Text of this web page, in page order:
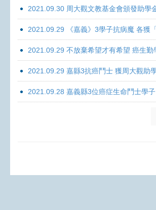
2021.09.30 周大觀文教基金會頒發助
2021.09.29 《嘉義》3學子抗病魔 各獲
2021.09.29 不放棄希望才有希望 癌生
2021.09.29 嘉縣3抗癌鬥士 獲周大觀助
2021.09.28 嘉義縣3位癌症生命鬥士學